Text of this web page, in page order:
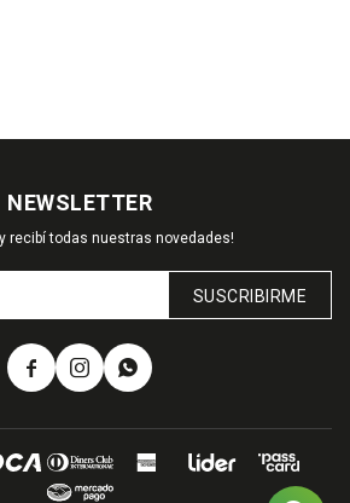
NEWSLETTER
recibí todas nuestras novedades!
SUSCRIBIRME
  